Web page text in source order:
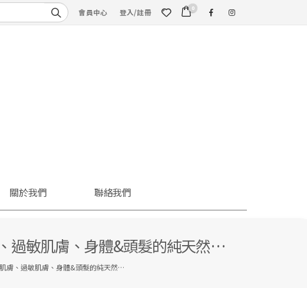
會員中心 登入/註冊 0
關於我們 聯絡我們
過敏肌膚、身體&頭髮的純天然…
膚、過敏肌膚、身體&頭髮的純天然…